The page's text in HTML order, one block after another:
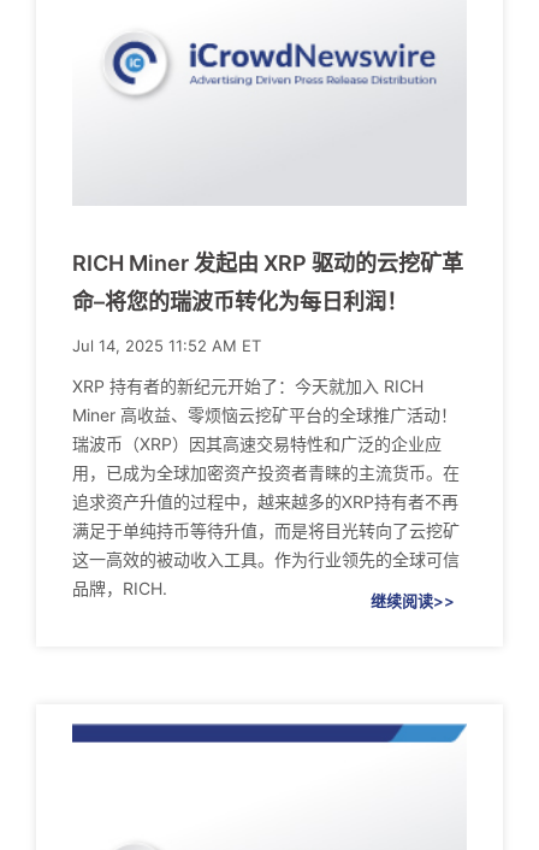
RICH Miner 发起由 XRP 驱动的云挖矿革
命–将您的瑞波币转化为每日利润！
Jul 14, 2025 11:52 AM ET
XRP 持有者的新纪元开始了：今天就加入 RICH
Miner 高收益、零烦恼云挖矿平台的全球推广活动！
瑞波币（XRP）因其高速交易特性和广泛的企业应
用，已成为全球加密资产投资者青睐的主流货币。在
追求资产升值的过程中，越来越多的XRP持有者不再
满足于单纯持币等待升值，而是将目光转向了云挖矿
这一高效的被动收入工具。作为行业领先的全球可信
品牌，RICH.
继续阅读>>